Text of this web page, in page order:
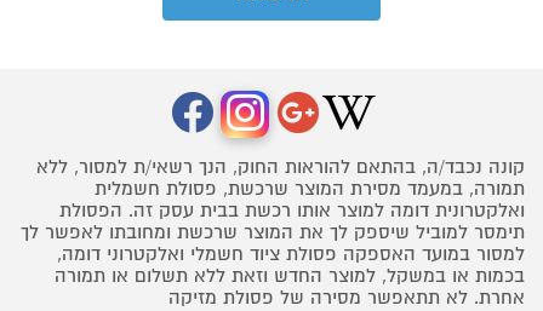
קונה נכבד/ה, בהתאם להוראות החוק, הנך רשאי/ת למסור, ללא
תמורה, במעמד מסירת המוצר שרכשת, פסולת חשמלית
ואלקטרונית דומה למוצר אותו רכשת בבית עסק זה. הפסולת
תימסר למוביל שיספק לך את המוצר שרכשת ומחובתו לאפשר לך
למסור במועד האספקה פסולת ציוד חשמלי ואלקטרוני דומה,
בכמות או במשקל, למוצר החדש וזאת ללא תשלום או תמורה
אחרת. לא תתאפשר מסירה של פסולת מזיקה